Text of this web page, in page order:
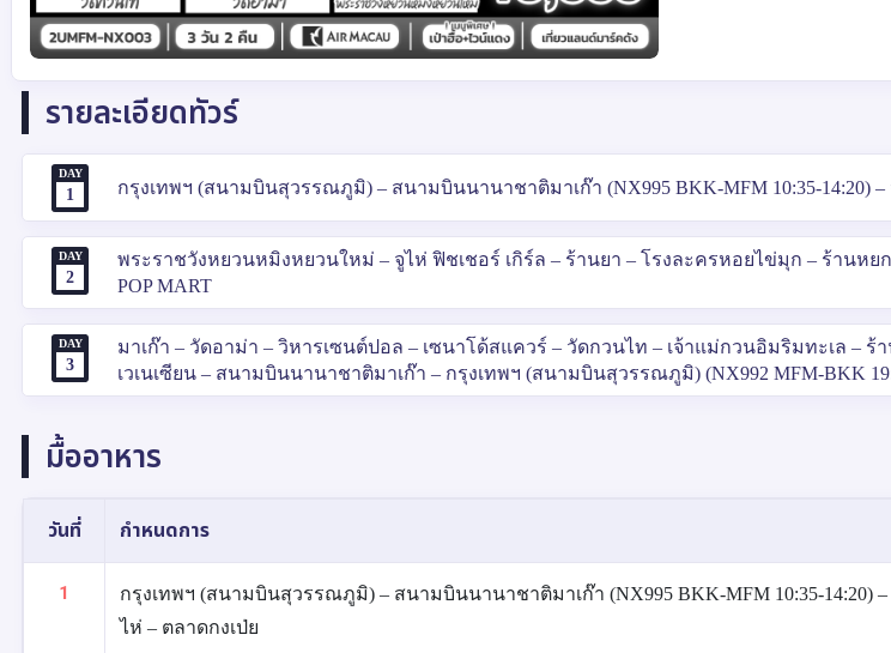
รายละเอียดทัวร์
DAY
1 กรุงเทพฯ (สนามบินสุวรรณภูมิ) – สนามบินนานาชาติมาเก๊า (NX995 BKK-MFM 10:35-14:20) –
DAY
2
พระราชวังหยวนหมิงหยวนใหม่ – จูไห่ ฟิชเชอร์ เกิร์ล – ร้านยา – โรงละครหอยไข่มุก – ร้านห
POP MART
DAY
3
มาเก๊า – วัดอาม่า – วิหารเซนต์ปอล – เซนาโด้สแควร์ – วัดกวนไท – เจ้าแม่กวนอิมริมทะเล – ร้
เวเนเซียน – สนามบินนานาชาติมาเก๊า – กรุงเทพฯ (สนามบินสุวรรณภูมิ) (NX992 MFM-BKK
มื้ออาหาร
วันที่ กำหนดการ
1
กรุงเทพฯ (สนามบินสุวรรณภูมิ) – สนามบินนานาชาติมาเก๊า (NX995 BKK-MFM 10:35-14:20) –
ไห่ – ตลาดกงเป่ย